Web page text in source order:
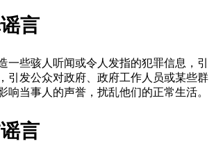
言
一些骇人听闻或令人发指的犯罪信息，引
引发公众对政府、政府工作人员或某些群
响当事人的声誉，扰乱他们的正常生活。
言